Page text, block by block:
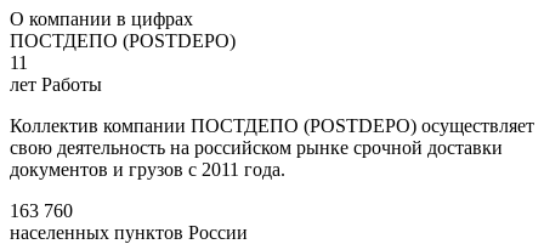
О компании в цифрах
ПОСТДЕПО (POSTDEPO)
11
лет Работы
Коллектив компании ПОСТДЕПО (POSTDEPO) осуществляет
свою деятельность на российском рынке срочной доставки
документов и грузов с 2011 года.
163 760
населенных пунктов России